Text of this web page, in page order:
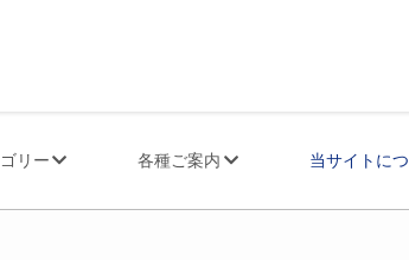
リー 各種ご案内 当サイトに